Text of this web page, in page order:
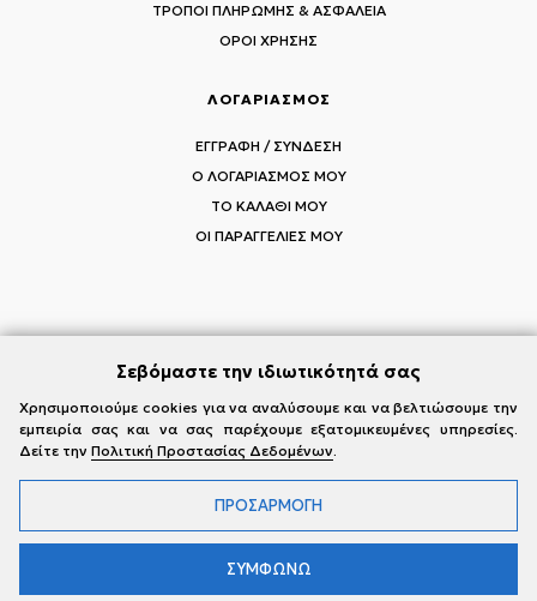
Οι παραγγελίες που θα πραγματοποιηθούν μεταξύ 31/07/2026 και
23/08/2026 θα εξυπηρετηθούν στις 24/08/2026
ΤΡΟΠΟΙ ΠΛΗΡΩΜΗΣ & ΑΣΦΑΛΕΙΑ
ΟΡΟΙ ΧΡΗΣΗΣ
ΛΟΓΑΡΙΑΣΜΟΣ
ΕΓΓΡΑΦΗ / ΣΥΝΔΕΣΗ
Ο ΛΟΓΑΡΙΑΣΜΟΣ ΜΟΥ
ΤΟ ΚΑΛΑΘΙ ΜΟΥ
ΟΙ ΠΑΡΑΓΓΕΛΙΕΣ ΜΟΥ
Visit InstagramVisit FacebookVisit Vimeo
© 2026 MI-RŌ. HANDCRAFTED WITH ❤ BY
Σεβόμαστε την ιδιωτικότητά σας
Χρησιμοποιούμε cookies για να αναλύσουμε και να βελτιώσουμε την
εμπειρία σας και να σας παρέχουμε εξατομικευμένες υπηρεσίες.
Δείτε την Πολιτική Προστασίας Δεδομένων.
ΠΡΟΣΑΡΜΟΓΗ
ΣΥΜΦΩΝΩ